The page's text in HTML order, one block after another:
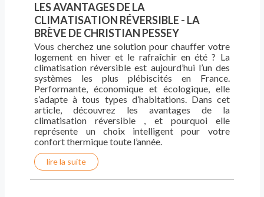
LES AVANTAGES DE LA
CLIMATISATION RÉVERSIBLE - LA
BRÈVE DE CHRISTIAN PESSEY
Vous cherchez une solution pour chauffer votre
logement en hiver et le rafraîchir en été ? La
climatisation réversible est aujourd’hui l’un des
systèmes les plus plébiscités en France.
Performante, économique et écologique, elle
s’adapte à tous types d’habitations. Dans cet
article, découvrez les avantages de la
climatisation réversible , et pourquoi elle
représente un choix intelligent pour votre
confort thermique toute l’année.
lire la suite